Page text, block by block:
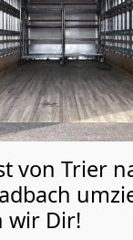
von Trier
wir Dir!